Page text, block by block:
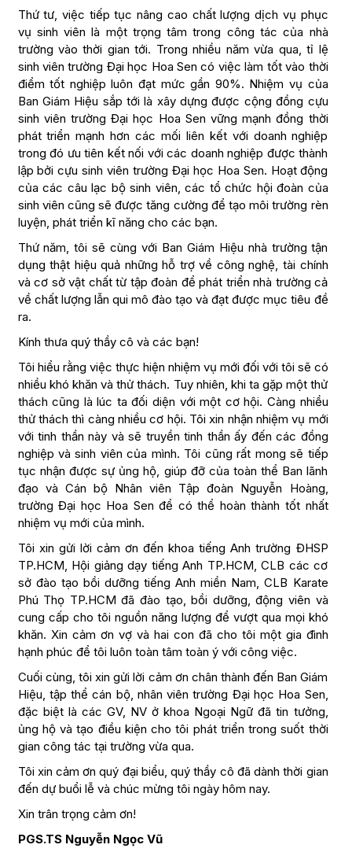
Thứ tư, việc tiếp tục nâng cao chất lượng dịch vụ phục
vụ sinh viên là một trọng tâm trong công tác của nhà
trường vào thời gian tới. Trong nhiều năm vừa qua, tỉ lệ
sinh viên trường Đại học Hoa Sen có việc làm tốt vào thời
điểm tốt nghiệp luôn đạt mức gần 90%. Nhiệm vụ của
Ban Giám Hiệu sắp tới là xây dựng được cộng đồng cựu
sinh viên trường Đại học Hoa Sen vững mạnh đồng thời
phát triển mạnh hơn các mối liên kết với doanh nghiệp
trong đó ưu tiên kết nối với các doanh nghiệp được thành
lập bởi cựu sinh viên trường Đại học Hoa Sen. Hoạt động
của các câu lạc bộ sinh viên, các tổ chức hội đoàn của
sinh viên cũng sẽ được tăng cường để tạo môi trường rèn
luyện, phát triển kĩ năng cho các bạn.
Thứ năm, tôi sẽ cùng với Ban Giám Hiệu nhà trường tận
dụng thật hiệu quả những hỗ trợ về công nghệ, tài chính
và cơ sở vật chất từ tập đoàn để phát triển nhà trường cả
về chất lượng lẫn qui mô đào tạo và đạt được mục tiêu đề
ra.
Kính thưa quý thầy cô và các bạn!
Tôi hiểu rằng việc thực hiện nhiệm vụ mới đối với tôi sẽ có
nhiều khó khăn và thử thách. Tuy nhiên, khi ta gặp một thử
thách cũng là lúc ta đối diện với một cơ hội. Càng nhiều
thử thách thì càng nhiều cơ hội. Tôi xin nhận nhiệm vụ mới
với tinh thần này và sẽ truyền tinh thần ấy đến các đồng
nghiệp và sinh viên của mình. Tôi cũng rất mong sẽ tiếp
tục nhận được sự ủng hộ, giúp đỡ của toàn thể Ban lãnh
đạo và Cán bộ Nhân viên Tập đoàn Nguyễn Hoàng,
trường Đại học Hoa Sen để có thể hoàn thành tốt nhất
nhiệm vụ mới của mình.
Tôi xin gửi lời cảm ơn đến khoa tiếng Anh trường ĐHSP
TP.HCM, Hội giảng dạy tiếng Anh TP.HCM, CLB các cơ
sở đào tạo bồi dưỡng tiếng Anh miền Nam, CLB Karate
Phú Thọ TP.HCM đã đào tạo, bồi dưỡng, động viên và
cung cấp cho tôi nguồn năng lượng để vượt qua mọi khó
khăn. Xin cảm ơn vợ và hai con đã cho tôi một gia đình
hạnh phúc để tôi luôn toàn tâm toàn ý với công việc.
Cuối cùng, tôi xin gửi lời cảm ơn chân thành đến Ban Giám
Hiệu, tập thể cán bộ, nhân viên trường Đại học Hoa Sen,
đặc biệt là các GV, NV ở khoa Ngoại Ngữ đã tin tưởng,
ủng hộ và tạo điều kiện cho tôi phát triển trong suốt thời
gian công tác tại trường vừa qua.
Tôi xin cảm ơn quý đại biểu, quý thầy cô đã dành thời gian
đến dự buổi lễ và chúc mừng tôi ngày hôm nay.
Xin trân trọng cảm ơn!
PGS.TS Nguyễn Ngọc Vũ